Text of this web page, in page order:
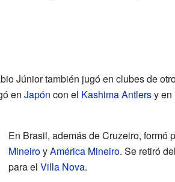
Júnior también jugó en clubes de
en Japón con el Kashima Antlersy en
En Brasil, además de Cruzeiro, formó
MineiroyAmérica Mineiro. Se retiró
para el Villa Nova.